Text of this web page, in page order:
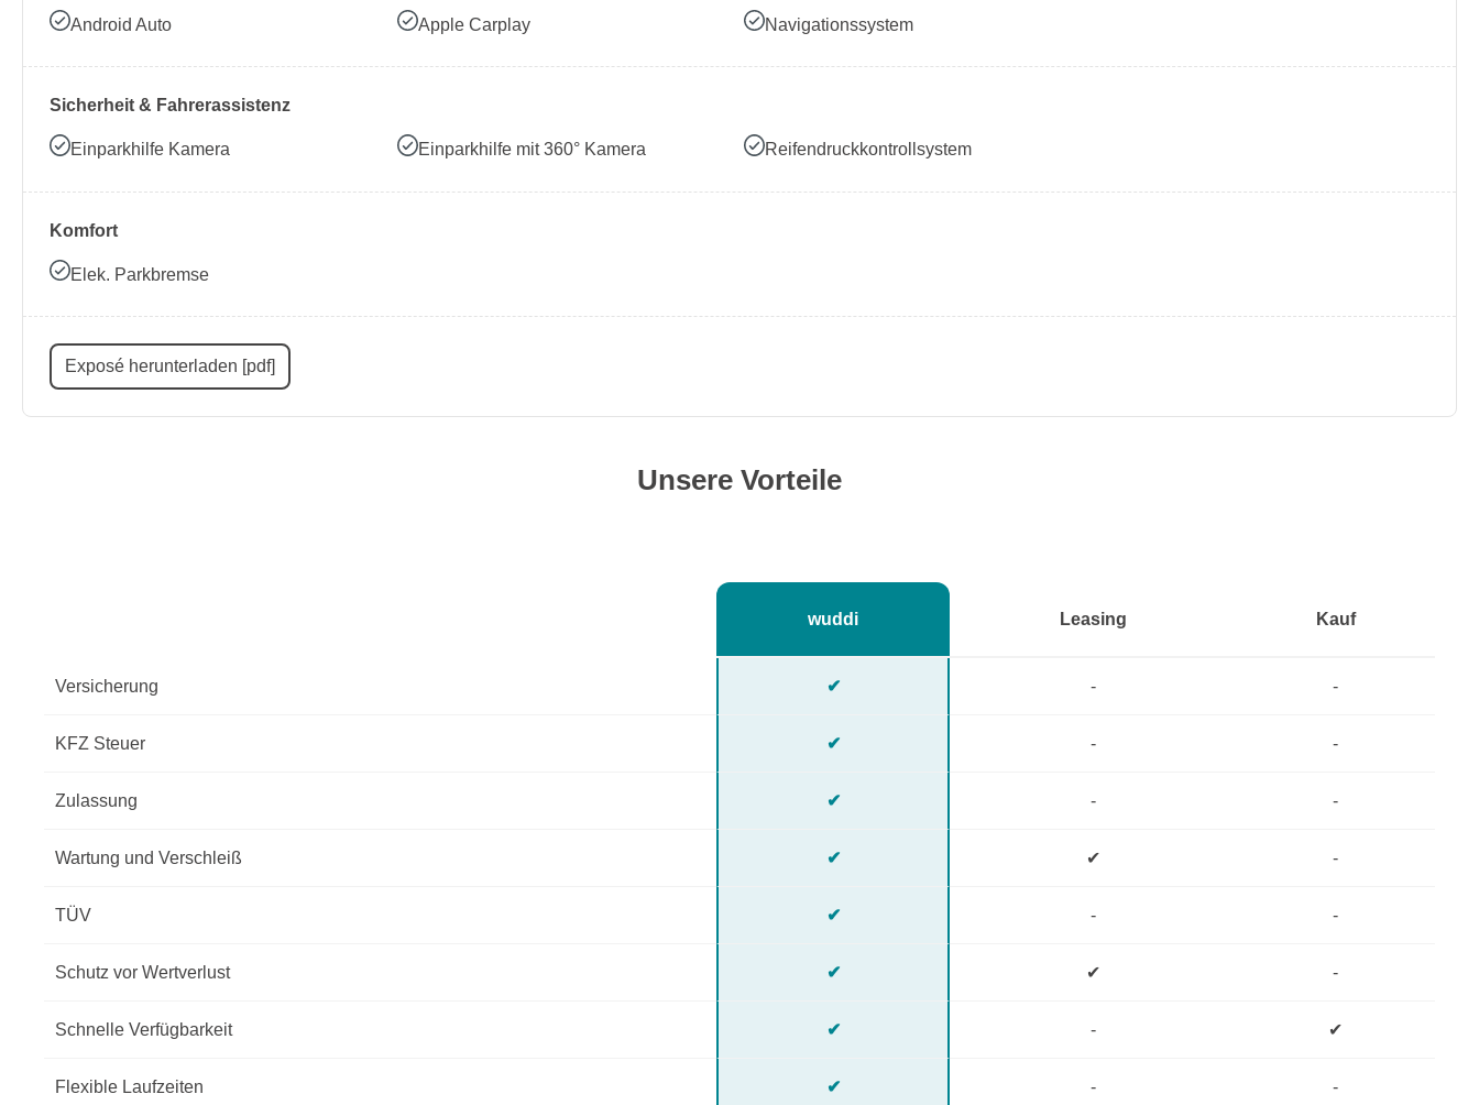
Android Auto Apple Carplay Navigationssystem
Sicherheit & Fahrerassistenz
Einparkhilfe Kamera Einparkhilfe mit 360° Kamera Reifendruckkontrollsystem
Komfort
Elek. Parkbremse
Exposé herunterladen [pdf]
Unsere Vorteile
wuddi Leasing Kauf
Versicherung ✔ - -
KFZ Steuer ✔ - -
Zulassung ✔ - -
Wartung und Verschleiß ✔ ✔ -
TÜV ✔ - -
Schutz vor Wertverlust ✔ ✔ -
Schnelle Verfügbarkeit ✔ - ✔
Flexible Laufzeiten ✔ - -